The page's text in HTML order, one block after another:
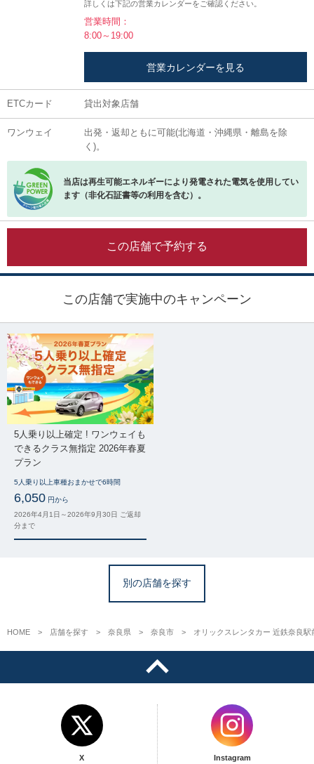
詳しくは下記の営業カレンダーをご確認ください。
営業時間：
8:00～19:00
営業カレンダーを見る
ETCカード 貸出対象店舗
ワンウェイ
出発・返却ともに可能(北海道・沖縄県・離島を除
く)。
当店は再生可能エネルギーにより発電された電気を使用してい
ます（非化石証書等の利用を含む）。
この店舗で予約する
この店舗で実施中のキャンペーン
5人乗り以上確定 ! ワンウェイも
できるクラス無指定 2026年春夏
プラン
5人乗り以上車種おまかせで6時間
6,050 円から
2026年4月1日～2026年9月30日 ご返却
分まで
別の店舗を探す
HOME 店舗を探す 奈良県 奈良市 オリックスレンタカー 近鉄奈良駅
X
Instagram